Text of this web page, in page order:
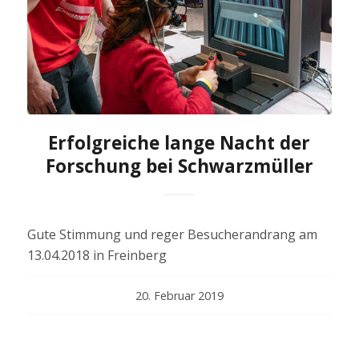
Erfolgreiche lange Nacht der
Forschung bei Schwarzmüller
Gute Stimmung und reger Besucherandrang am
13.04.2018 in Freinberg
20. Februar 2019